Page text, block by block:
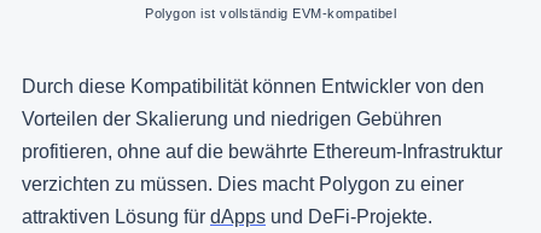
Polygon ist vollständig EVM-kompatibel
Durch diese Kompatibilität können Entwickler von den
Vorteilen der Skalierung und niedrigen Gebühren
profitieren, ohne auf die bewährte Ethereum-Infrastruktur
verzichten zu müssen. Dies macht Polygon zu einer
attraktiven Lösung für dApps und DeFi-Projekte.